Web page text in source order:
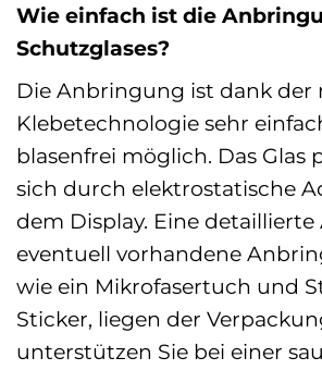
Wie einfach ist die
Schutzglases?
Die Anbringung ist dank der
Klebetechnologie sehr
blasenfrei möglich. Das Glas
sich durch elektrostatische
dem Display. Eine
eventuell vorhandene
wie ein Mikrofasertuch und
Sticker, liegen der
unterstützen Sie bei einer